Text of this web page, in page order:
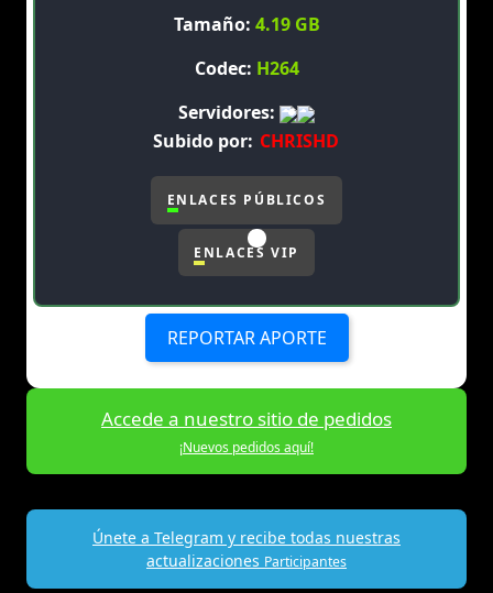
Tamaño: 4.19 GB
Codec: H264
Servidores:
Subido por: CHRISHD
ENLACES PÚBLICOS
ENLACES VIP
REPORTAR APORTE
Accede a nuestro sitio de pedidos
¡Nuevos pedidos aquí!
Únete a Telegram y recibe todas nuestras
actualizaciones Participantes